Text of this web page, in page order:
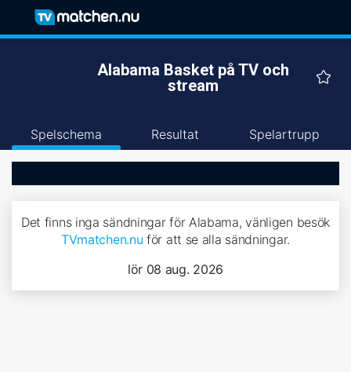
Alabama Basket på TV och
stream
Spelschema Resultat Spelartrupp
Det finns inga sändningar för Alabama, vänligen besök
TVmatchen.nu för att se alla sändningar.
lör 08 aug. 2026